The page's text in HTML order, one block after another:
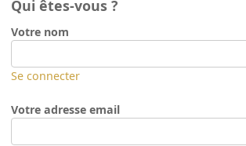
Qui êtes-vous ?
Votre nom
Se connecter
Votre adresse email